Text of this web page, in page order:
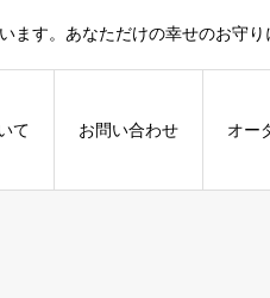
す。あなただけの幸せのお守り
て お問い合わせ オー